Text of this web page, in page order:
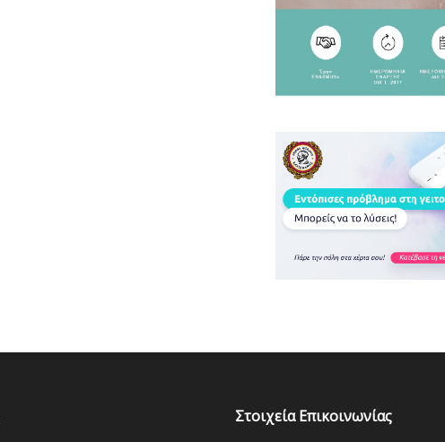
Στοιχεία Επικοινωνίας